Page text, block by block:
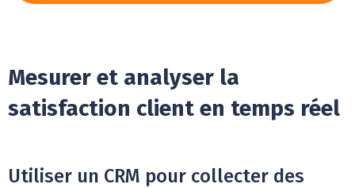
Mesurer et analyser la
satisfaction client en temps réel
Utiliser un CRM pour collecter des